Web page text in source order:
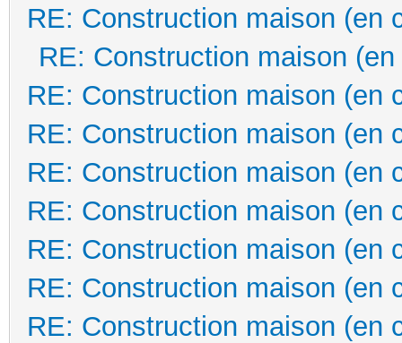
RE: Construction maison (en
RE: Construction maison
RE: Construction maison (en
RE: Construction maison (en
RE: Construction maison (en
RE: Construction maison (en
RE: Construction maison (en
RE: Construction maison (en
RE: Construction maison (en